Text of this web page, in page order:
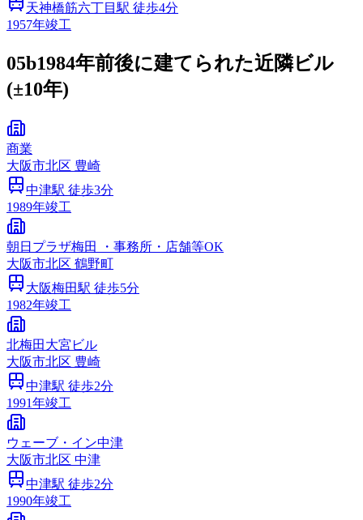
天神橋筋六丁目 駅 徒歩4分
1957年竣工
05b1984年前後に建てられた近隣ビル
(±10年)
商業
大阪市北区 豊崎
中津駅 徒歩3分
1989年竣工
朝日プラザ梅田 ・事務所・店舗等OK
大阪市北区 鶴野町
大阪梅田駅 徒歩5分
1982年竣工
北梅田大宮ビル
大阪市北区 豊崎
中津駅 徒歩2分
1991年竣工
ウェーブ・イン中津
大阪市北区 中津
中津駅 徒歩2分
1990年竣工